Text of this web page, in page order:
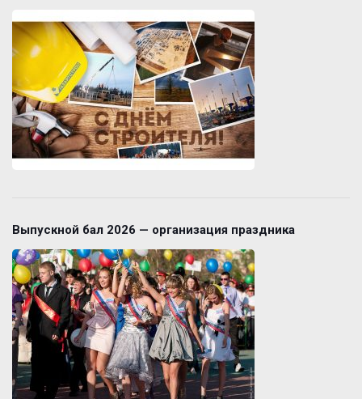
Выпускной бал 2026 — организация праздника